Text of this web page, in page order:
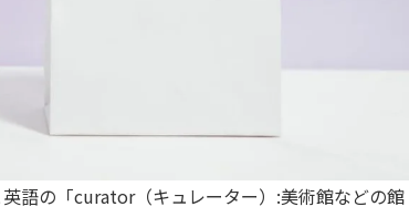
語の「curator（キュレーター）:美術館などの館